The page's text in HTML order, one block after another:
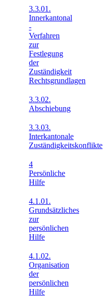
3.3.01.
Innerkantonal
-
Verfahren
zur
Festlegung
der
Zuständigkeit
Rechtsgrundlagen
3.3.02.
Abschiebung
3.3.03.
Interkantonale
Zuständigkeitskonflikte
4
Persönliche
Hilfe
4.1.01.
Grundsätzliches
zur
persönlichen
Hilfe
4.1.02.
Organisation
der
persönlichen
Hilfe